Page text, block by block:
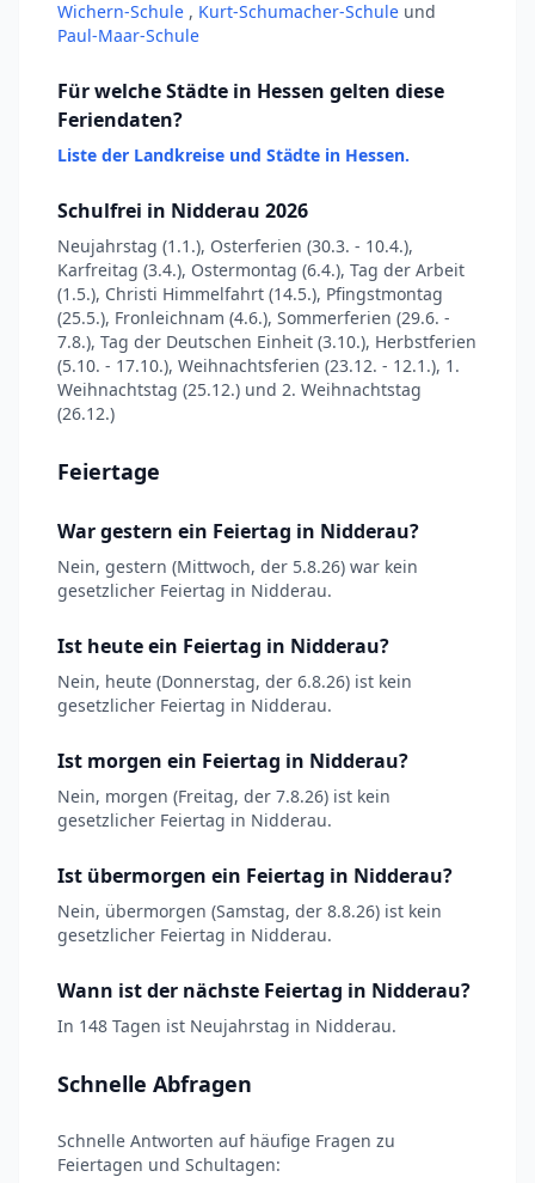
Wichern-Schule , Kurt-Schumacher-Schule und
Paul-Maar-Schule
Für welche Städte in Hessen gelten diese
Feriendaten?
Liste der Landkreise und Städte in Hessen.
Schulfrei in Nidderau 2026
Neujahrstag (1.1.), Osterferien (30.3. - 10.4.),
Karfreitag (3.4.), Ostermontag (6.4.), Tag der Arbeit
(1.5.), Christi Himmelfahrt (14.5.), Pfingstmontag
(25.5.), Fronleichnam (4.6.), Sommerferien (29.6. -
7.8.), Tag der Deutschen Einheit (3.10.), Herbstferien
(5.10. - 17.10.), Weihnachtsferien (23.12. - 12.1.), 1.
Weihnachtstag (25.12.) und 2. Weihnachtstag
(26.12.)
Feiertage
War gestern ein Feiertag in Nidderau?
Nein, gestern (Mittwoch, der 5.8.26) war kein
gesetzlicher Feiertag in Nidderau.
Ist heute ein Feiertag in Nidderau?
Nein, heute (Donnerstag, der 6.8.26) ist kein
gesetzlicher Feiertag in Nidderau.
Ist morgen ein Feiertag in Nidderau?
Nein, morgen (Freitag, der 7.8.26) ist kein
gesetzlicher Feiertag in Nidderau.
Ist übermorgen ein Feiertag in Nidderau?
Nein, übermorgen (Samstag, der 8.8.26) ist kein
gesetzlicher Feiertag in Nidderau.
Wann ist der nächste Feiertag in Nidderau?
In 148 Tagen ist Neujahrstag in Nidderau.
Schnelle Abfragen
Schnelle Antworten auf häufige Fragen zu
Feiertagen und Schultagen: